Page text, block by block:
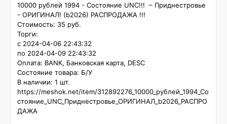
10000 рублей 1994 - Состояние UNC!!!  – Приднестровье
- ОРИГИНАЛ! (b2026) РАСПРОДАЖА !!!
Стоимость: 35 руб.
Торги:
с 2024-04-06 22:43:32
по 2024-04-09 22:43:32
Оплата: BANK, Банковская карта, DESC
Состояние товара: Б/У
В наличии: 1 шт.
https://meshok.net/item/312892276_10000_рублей_1994_Со
стояние_UNC_Приднестровье_ОРИГИНАЛ_b2026_РАСПРО
ДАЖА